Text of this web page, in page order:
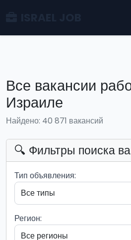
Все вакансии
Израиле
Найдено: 40 871 вакансий
🔍 Фильтры поиска
Тип объявления:
Регион: